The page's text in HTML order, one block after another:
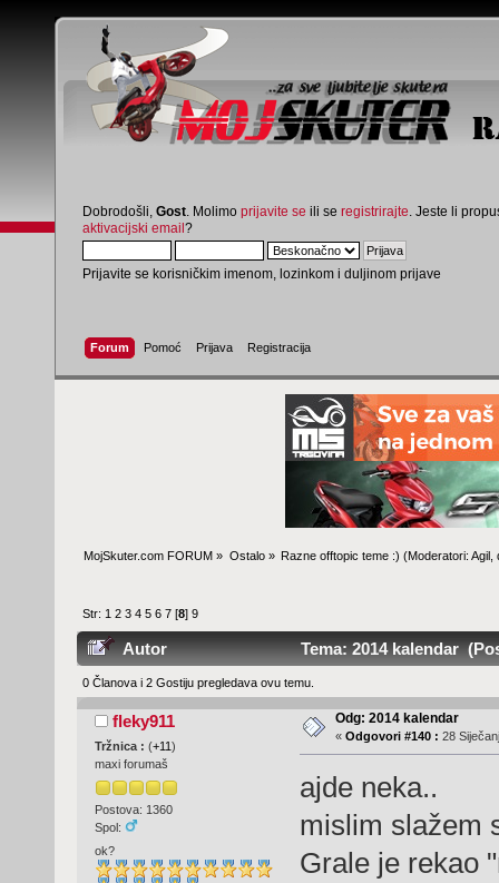
Dobrodošli, Gost . Molimo prijavite se ili se registrirajte . Jeste li
aktivacijski email?
Prijavite se korisničkim imenom, lozinkom i duljinom prijave
Forum Pomoć Prijava Registracija
MojSkuter.com FORUM » Ostalo» Razne offtopic teme :) (Moderatori: Agil
Str: 1 2 3 4 5 6 7 [8]9
Autor Tema: 2014 kalendar
0 Članova i 2 Gostiju pregledava ovu temu.
fleky911
Tržnica : (+11 )
maxi forumaš
Postova: 1360
Spol:
ok?
Odg: 2014 kalendar
« Odgovori #140 : 28
ajde neka..
mislim slažem
Grale je rekao